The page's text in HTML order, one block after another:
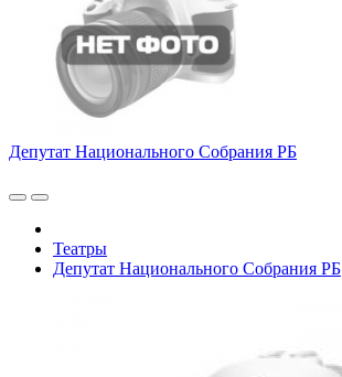
Депутат Национального Собрания РБ
Театры
Депутат Национального Собрания РБ